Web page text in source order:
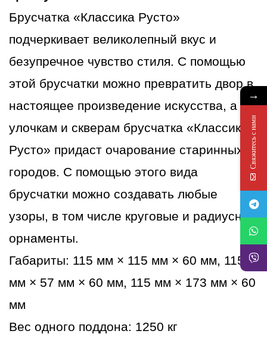
Сахара
Брусчатка «Классика Русто»
подчеркивает великолепный вкус и
безупречное чувство стиля. С помощью
этой брусчатки можно превратить двор в
настоящее произведение искусства, а
улочкам и скверам брусчатка «Классика
Русто» придаст очарование старинных
городов. С помощью этого вида
брусчатки можно создавать любые
узоры, в том числе круговые и радиусные
орнаменты.
Габариты: 115 мм × 115 мм × 60 мм, 115
мм × 57 мм × 60 мм, 115 мм × 173 мм × 60
мм
Вес одного поддона: 1250 кг
→
Свяжитесь с нами